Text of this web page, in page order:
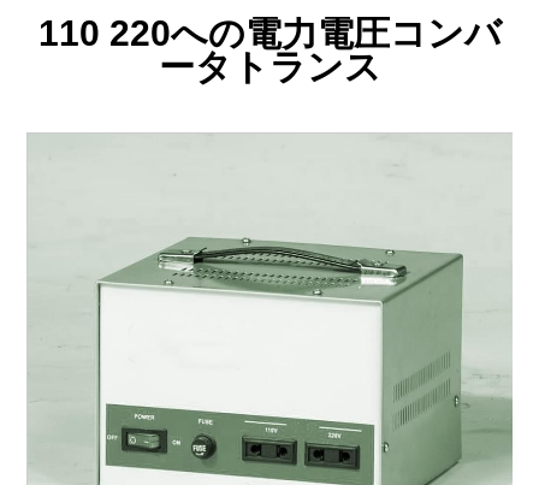
110 220への電力電圧コンバ
ータトランス